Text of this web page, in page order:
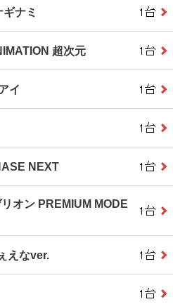
ナミ
超次元
イ
NEXT
オン PREMIUM MODE
えなver.